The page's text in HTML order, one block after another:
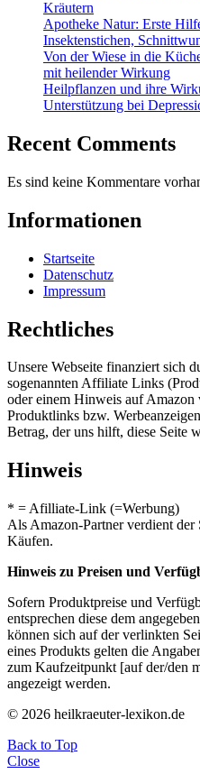
Kräutern
Apotheke Natur: Erste
Insektenstichen,
Von der Wiese in die
mit heilender Wirkung
Heilpflanzen und ihre
Unterstützung bei
Recent Comments
Es sind keine Kommentare
Informationen
Startseite
Datenschutz
Impressum
Rechtliches
Unsere Webseite finanziert sich
sogenannten Affiliate Links
oder einem Hinweis auf
Produktlinks bzw.
Betrag, der uns hilft, diese Seite
Hinweis
* = Afilliate-Link (=Werbung)
Als Amazon-Partner verdient
Käufen.
Hinweis zu Preisen und
Sofern Produktpreise und
entsprechen diese dem
können sich auf der verlinkten
eines Produkts gelten die
zum Kaufzeitpunkt [auf der/den
angezeigt werden.
© 2026 heilkraeuter-lexikon.de
Back to Top
Close